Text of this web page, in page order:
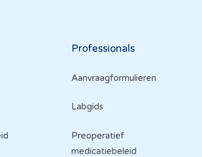
Professionals
Aanvraagformulieren
Labgids
Preoperatief
medicatiebeleid